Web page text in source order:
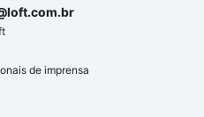
de imprensa